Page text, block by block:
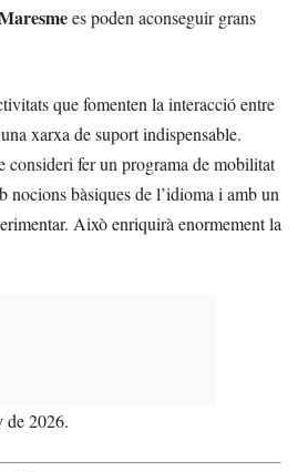
es poden aconseguir grans
que fomenten la interacció entre
xarxa de suport indispensable.
consideri fer un programa de mobilitat
nocions bàsiques de l’idioma i amb un
Això enriquirà enormement la
de 2026.